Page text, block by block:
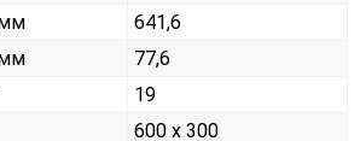
641,6
мм
77,6
19
600 х 300